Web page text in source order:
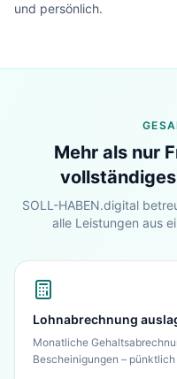
Lohn &
Sehen Sie unser
Unternehmen – in 30
Blick.
und persönlich.
Mehr als nur
SOLL-HABEN.digital
alle Leistungen aus
Lohnabrechnung
Monatliche
Bescheinigungen –